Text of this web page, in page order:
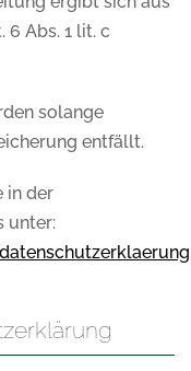
6 Abs. 1 lit. c
solange
entfällt.
in der
unter: